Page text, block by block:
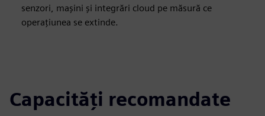
senzori, mașini și integrări cloud pe măsură ce
operațiunea se extinde.
Capacități recomandate